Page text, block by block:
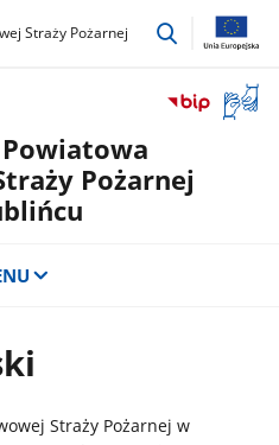
Straży Pożarnej
przejdź
okno
Pożarnej
Straży Pożarnej w